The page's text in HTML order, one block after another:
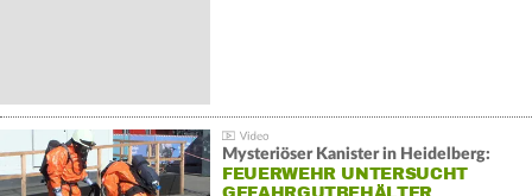
Mysteriöser Kanister in Heidelberg:
FEUERWEHR UNTERSUCHT